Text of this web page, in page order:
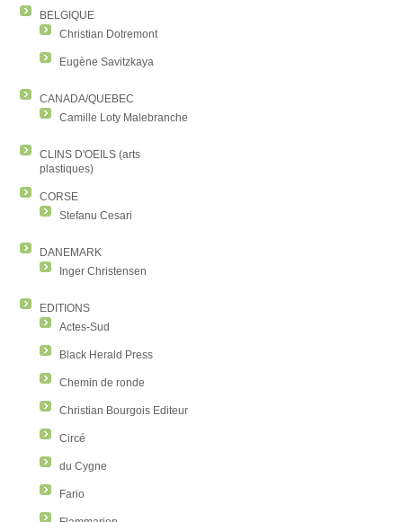
BELGIQUE
Christian Dotremont
Eugène Savitzkaya
CANADA/QUEBEC
Camille Loty Malebranche
CLINS D'OEILS (arts
plastiques)
CORSE
Stefanu Cesari
DANEMARK
Inger Christensen
EDITIONS
Actes-Sud
Black Herald Press
Chemin de ronde
Christian Bourgois Editeur
Circé
du Cygne
Fario